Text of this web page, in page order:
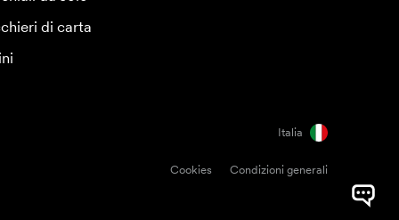
di carta
Italia
Cookies Condizioni generali